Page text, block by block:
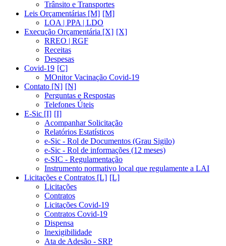
Trânsito e Transportes
Leis Orçamentárias [M]
LOA | PPA | LDO
Execução Orçamentária [X]
RREO | RGF
Receitas
Despesas
Covid-19
MOnitor Vacinação Covid-19
Contato [N]
Perguntas e Respostas
Telefones Úteis
E-Sic [I]
Acompanhar Solicitação
Relatórios Estatísticos
e-Sic - Rol de Documentos (Grau Sigilo)
e-Sic - Rol de informações (12 meses)
e-SIC - Regulamentação
Instrumento normativo local que regulamente a LAI
Licitações e Contratos [L]
Licitações
Contratos
Licitações Covid-19
Contratos Covid-19
Dispensa
Inexigibilidade
Ata de Adesão - SRP